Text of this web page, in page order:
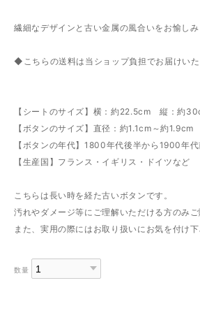
繊細なデザインと古い金属の風合いをお愉しみ
◆こちらの送料は当ショップ負担でお届けいた
【シートのサイズ】横：約22.5cm 縦：約
【ボタンのサイズ】直径：約1.1cm～約1.9cm
【ボタンの年代】1800年代後半から1900年
【生産国】フランス・イギリス・ドイツなど
こちらは長い時を経た古いボタンです。
汚れやダメージ等にご理解いただける方のみご
また、実用の際にはお取り扱いにお気を付け下
数量